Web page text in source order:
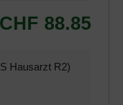
CHF 88.85
Hausarzt R2)